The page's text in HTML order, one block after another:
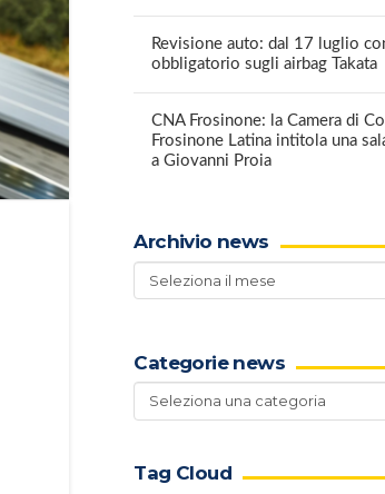
Revisione auto: dal 17 luglio
obbligatorio sugli airbag Takata
CNA Frosinone: la Camera di
Frosinone Latina intitola una
a Giovanni Proia
Archivio news
Archivio
news
Categorie news
Categorie
news
Tag Cloud